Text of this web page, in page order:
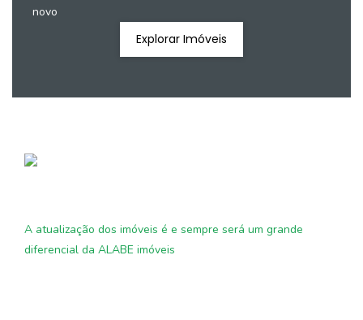
novo
Explorar Imóveis
A atualização dos imóveis é e sempre será um grande
diferencial da ALABE imóveis